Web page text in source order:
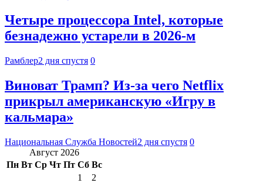
Четыре процессора Intel, которые
безнадежно устарели в 2026-м
Рамблер2 дня спустя 0
Виноват Трамп? Из-за чего Netflix
прикрыл американскую «Игру в
кальмара»
Национальная Служба Новостей2 дня спустя 0
Август 2026
Пн Вт Ср Чт Пт Сб Вс
1
2